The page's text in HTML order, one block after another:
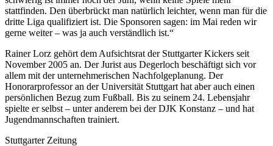
stattfinden. Den überbrückt man natürlich leichter, wenn man für die
dritte Liga qualifiziert ist. Die Sponsoren sagen: im Mai reden wir
gerne weiter – was ja auch verständlich ist.“
Rainer Lorz gehört dem Aufsichtsrat der Stuttgarter Kickers seit
November 2005 an. Der Jurist aus Degerloch beschäftigt sich vor
allem mit der unternehmerischen Nachfolgeplanung. Der
Honorarprofessor an der Universität Stuttgart hat aber auch einen
persönlichen Bezug zum Fußball. Bis zu seinem 24. Lebensjahr
spielte er selbst – unter anderem bei der DJK Konstanz – und hat
Jugendmannschaften trainiert.
Stuttgarter Zeitung